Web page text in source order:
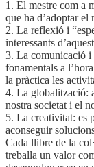
1. El mestre com a
que ha d’adoptar el
2. La reflexió i
interessants
3. La comunicació i
fonamentals a
la pràctica les
4. La globalització:
nostra societat i el
5. La creativitat: es
aconseguir
Cada llibre de la
treballa un valor